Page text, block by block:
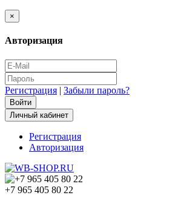
×
Авторизация
Регистрация | Забыли пароль?
Личный кабинет
Регистрация
Авторизация
+7 965 405 80 22